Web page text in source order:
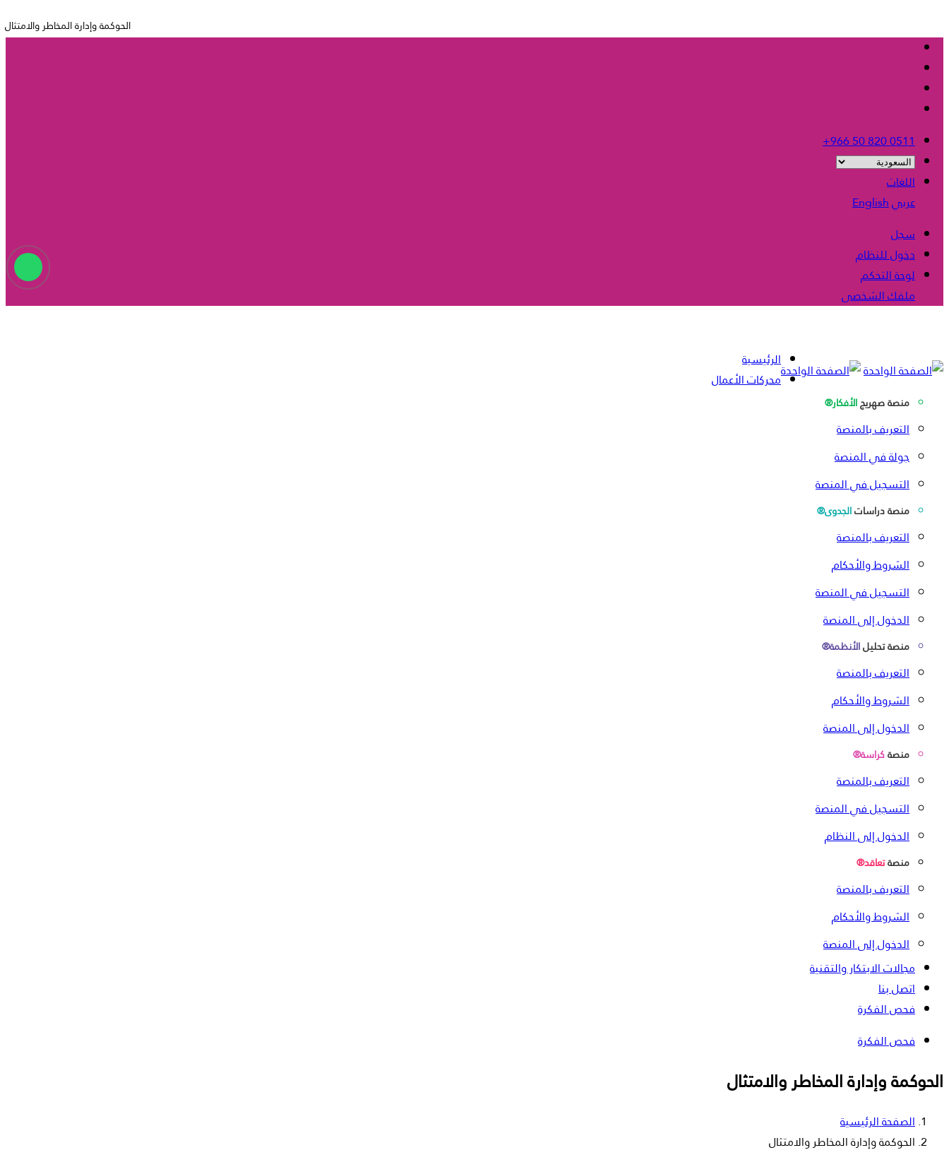
+966 50 820 0511
اللغات
عربيEnglish
سجل
دخول للنظام
لوحة التحكم
ملفك الشخصى
الرئيسية
محركات الأعمال
منصة صهريجالأفكار®
التعريف بالمنصة
جولة في المنصة
التسجيل في المنصة
منصة دراساتالجدوى®
التعريف بالمنصة
الشروط والأحكام
التسجيل في المنصة
الدخول إلى المنصة
منصة تحليلالأنظمة®
التعريف بالمنصة
الشروط والأحكام
الدخول إلى المنصة
منصةكراسة®
التعريف بالمنصة
التسجيل في المنصة
الدخول إلى النظام
منصةتعاقد®
التعريف بالمنصة
الشروط والأحكام
الدخول إلى المنصة
مجالات الابتكار والتقنية
اتصل بنا
فحص الفكرة
فحص الفكرة
الحوكمة وإدارة المخاطر والامتثال
الصفحة الرئيسية
الحوكمة وإدارة المخاطر والامتثال
الحوكمة وإدارة المخاطر والامتثال